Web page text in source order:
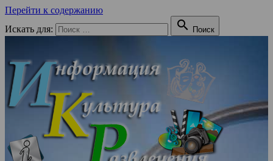
Перейти к содержанию
Искать для:
 Поиск